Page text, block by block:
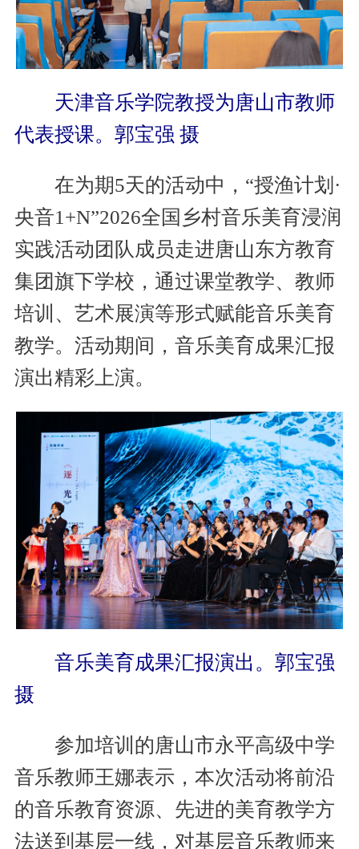
天津音乐学院教授为唐山市教师
代表授课。郭宝强 摄
在为期5天的活动中，“授渔计划·
央音1+N”2026全国乡村音乐美育浸润
实践活动团队成员走进唐山东方教育
集团旗下学校，通过课堂教学、教师
培训、艺术展演等形式赋能音乐美育
教学。活动期间，音乐美育成果汇报
演出精彩上演。
音乐美育成果汇报演出。郭宝强
摄
参加培训的唐山市永平高级中学
音乐教师王娜表示，本次活动将前沿
的音乐教育资源、先进的美育教学方
法送到基层一线，对基层音乐教师来